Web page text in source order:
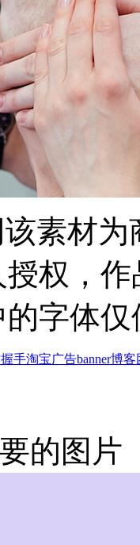
素材
权，
的字体
握手淘宝广告banner博客
的图片